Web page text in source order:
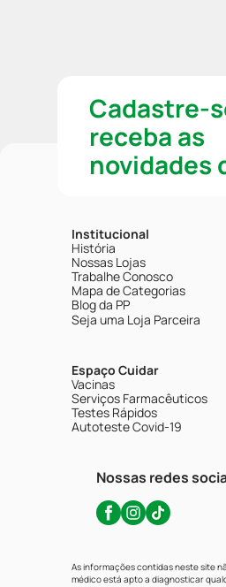
Cadastre-
receba as
novidades
Institucional
História
Nossas Lojas
Trabalhe Conosco
Mapa de Categorias
Blog da PP
Seja uma Loja Parceira
Espaço Cuidar
Vacinas
Serviços Farmacêuticos
Testes Rápidos
Autoteste Covid-19
Nossas redes
As informações contidas neste site
médico está apto a diagnosticar